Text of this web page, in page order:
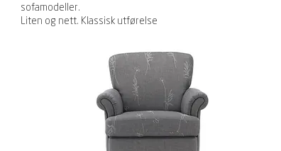
sofamodeller.
Liten og nett. Klassisk utførelse